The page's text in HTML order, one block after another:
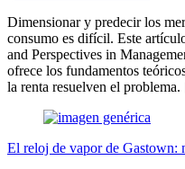
Dimensionar y predecir los
consumo es difícil. Este
and Perspectives in
ofrece los fundamentos
la renta resuelven el
El reloj de vapor de Gastown: